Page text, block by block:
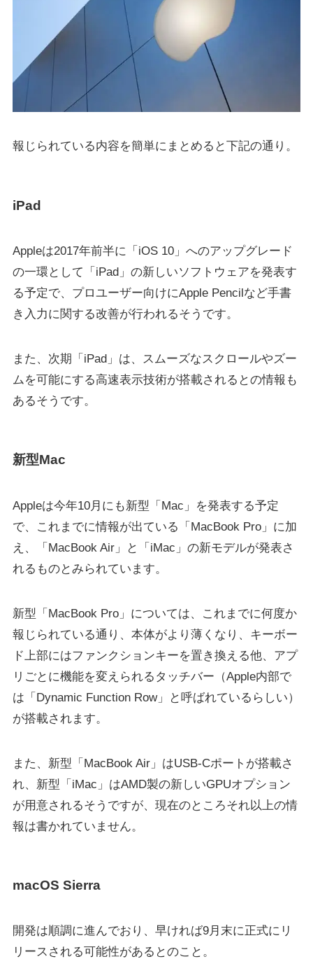
報じられている内容を簡単にまとめると下記の通り。
iPad
Appleは2017年前半に「iOS 10」へのアップグレード
の一環として「iPad」の新しいソフトウェアを発表す
る予定で、プロユーザー向けにApple Pencilなど手書
き入力に関する改善が行われるそうです。
また、次期「iPad」は、スムーズなスクロールやズー
ムを可能にする高速表示技術が搭載されるとの情報も
あるそうです。
新型Mac
Appleは今年10月にも新型「Mac」を発表する予定
で、これまでに情報が出ている「MacBook Pro」に加
え、「MacBook Air」と「iMac」の新モデルが発表さ
れるものとみられています。
新型「MacBook Pro」については、これまでに何度か
報じられている通り、本体がより薄くなり、キーボー
ド上部にはファンクションキーを置き換える他、アプ
リごとに機能を変えられるタッチバー（Apple内部で
は「Dynamic Function Row」と呼ばれているらしい）
が搭載されます。
また、新型「MacBook Air」はUSB-Cポートが搭載さ
れ、新型「iMac」はAMD製の新しいGPUオプション
が用意されるそうですが、現在のところそれ以上の情
報は書かれていません。
macOS Sierra
開発は順調に進んでおり、早ければ9月末に正式にリ
リースされる可能性があるとのこと。